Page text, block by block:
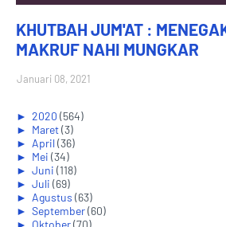
KHUTBAH JUM'AT :
MAKRUF NAHI MUNGKAR
Januari 08, 2021
► 2020 (564)
► Maret(3)
► April(36)
► Mei (34)
► Juni (118)
► Juli (69)
► Agustus (63)
► September(60)
► Oktober(70)